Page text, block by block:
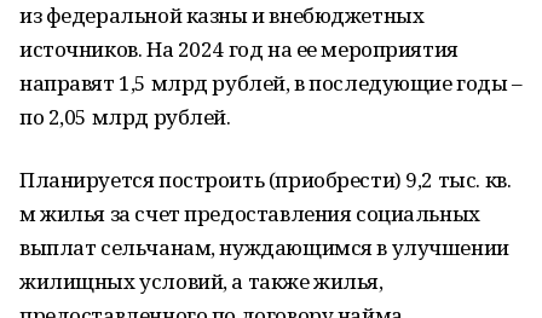
из федеральной казны и внебюджетных
источников. На 2024 год на ее мероприятия
направят 1,5 млрд рублей, в последующие годы –
по 2,05 млрд рублей.
Планируется построить (приобрести) 9,2 тыс. кв.
м жилья за счет предоставления социальных
выплат сельчанам, нуждающимся в улучшении
жилищных условий, а также жилья,